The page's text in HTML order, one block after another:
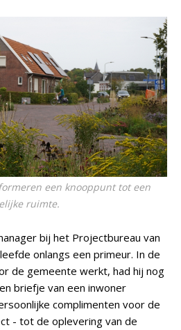
een knooppunt tot een
ruimte.
bij het Projectbureau van
onlangs een primeur. In de
de gemeente werkt, had hij nog
briefje van een inwoner
complimenten voor de
- tot de oplevering van de